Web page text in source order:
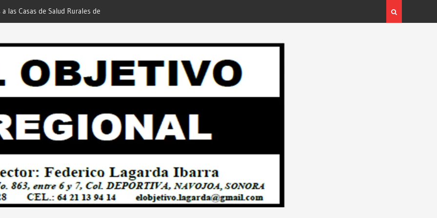
las Casas de Salud Rurales de
“El Objetivo Regional”.
en Bailes Populares y Eventos
Redacción “El Objetivo Regional”.
de Quienes Más lo Necesitan… Desde:
Regional”.
la Afortunada Ganadora del
ATTITUDE de “GANA CON TU
Desde: Redacción “El Objetivo
CIUDADANO”… Desde:
Regional”.